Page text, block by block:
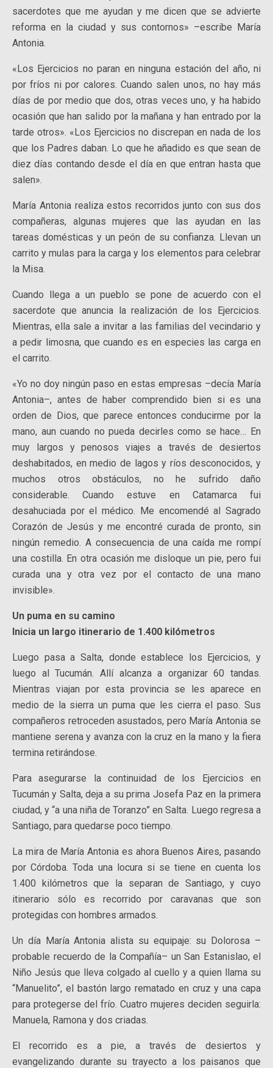
sacerdotes que me ayudan y me dicen que se advierte
reforma en la ciudad y sus contornos» –escribe María
Antonia.
«Los Ejercicios no paran en ninguna estación del año, ni
por fríos ni por calores. Cuando salen unos, no hay más
días de por medio que dos, otras veces uno, y ha habido
ocasión que han salido por la mañana y han entrado por la
tarde otros». «Los Ejercicios no discrepan en nada de los
que los Padres daban. Lo que he añadido es que sean de
diez días contando desde el día en que entran hasta que
salen».
María Antonia realiza estos recorridos junto con sus dos
compañeras, algunas mujeres que las ayudan en las
tareas domésticas y un peón de su confianza. Llevan un
carrito y mulas para la carga y los elementos para celebrar
la Misa.
Cuando llega a un pueblo se pone de acuerdo con el
sacerdote que anuncia la realización de los Ejercicios.
Mientras, ella sale a invitar a las familias del vecindario y
a pedir limosna, que cuando es en especies las carga en
el carrito.
«Yo no doy ningún paso en estas empresas –decía María
Antonia–, antes de haber comprendido bien si es una
orden de Dios, que parece entonces conducirme por la
mano, aun cuando no pueda decirles como se hace… En
muy largos y penosos viajes a través de desiertos
deshabitados, en medio de lagos y ríos desconocidos, y
muchos otros obstáculos, no he sufrido daño
considerable. Cuando estuve en Catamarca fui
desahuciada por el médico. Me encomendé al Sagrado
Corazón de Jesús y me encontré curada de pronto, sin
ningún remedio. A consecuencia de una caída me rompí
una costilla. En otra ocasión me disloque un pie, pero fui
curada una y otra vez por el contacto de una mano
invisible».
Un puma en su camino
Inicia un largo itinerario de 1.400 kilómetros
Luego pasa a Salta, donde establece los Ejercicios, y
luego al Tucumán. Allí alcanza a organizar 60 tandas.
Mientras viajan por esta provincia se les aparece en
medio de la sierra un puma que les cierra el paso. Sus
compañeros retroceden asustados, pero María Antonia se
mantiene serena y avanza con la cruz en la mano y la fiera
termina retirándose.
Para asegurarse la continuidad de los Ejercicios en
Tucumán y Salta, deja a su prima Josefa Paz en la primera
ciudad, y “a una niña de Toranzo” en Salta. Luego regresa a
Santiago, para quedarse poco tiempo.
La mira de María Antonia es ahora Buenos Aires, pasando
por Córdoba. Toda una locura si se tiene en cuenta los
1.400 kilómetros que la separan de Santiago, y cuyo
itinerario sólo es recorrido por caravanas que son
protegidas con hombres armados.
Un día María Antonia alista su equipaje: su Dolorosa –
probable recuerdo de la Compañía– un San Estanislao, el
Niño Jesús que lleva colgado al cuello y a quien llama su
“Manuelito”, el bastón largo rematado en cruz y una capa
para protegerse del frío. Cuatro mujeres deciden seguirla:
Manuela, Ramona y dos criadas.
El recorrido es a pie, a través de desiertos y
evangelizando durante su trayecto a los paisanos que